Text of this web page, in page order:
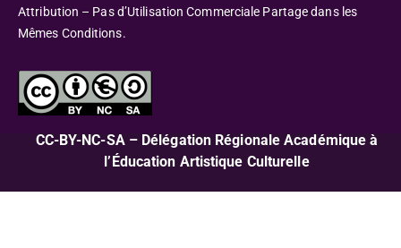
Attribution – Pas d’Utilisation Commerciale Partage dans les
Mêmes Conditions.
CC-BY-NC-SA – Délégation Régionale Académique à
l’Éducation Artistique Culturelle